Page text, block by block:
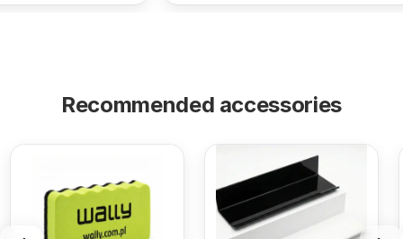
Recommended accessories